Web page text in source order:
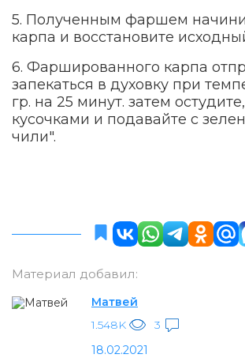
5. Полученным фаршем
карпа и восстановите
6. Фаршированного карпа
запекаться в духовку при
гр. на 25 минут. затем
кусочками и подавайте с
чили".
Материал добавил:
Матвей
1.548K
3
18.02.2021